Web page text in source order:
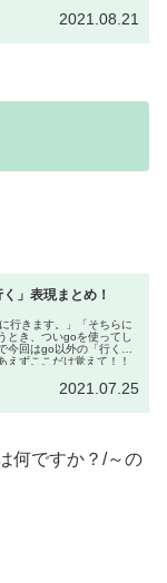
2021.08.21
」表現まとめ！
行きます。」「そちらに
とき、ついgoを使ってし
今回はgo以外の「行く」
えずここだけ覚えて！！
2021.07.25
何ですか？/～の